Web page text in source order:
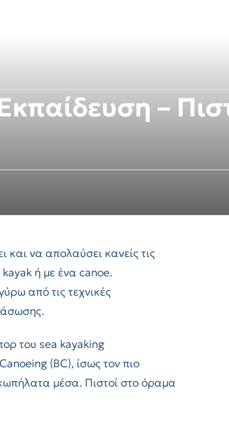
–
και να απολαύσει κανείς τις
ή με ένα canoe.
από τις τεχνικές
του sea kayaking
(BC), ίσως τον πιο
μέσα. Πιστοί στο όραμα